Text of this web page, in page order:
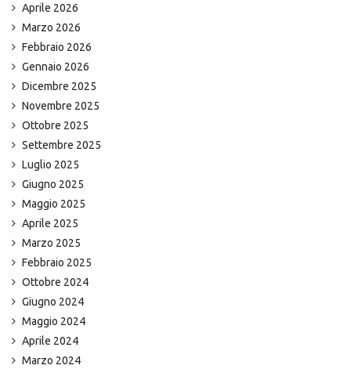
Aprile 2026
Marzo 2026
Febbraio 2026
Gennaio 2026
Dicembre 2025
Novembre 2025
Ottobre 2025
Settembre 2025
Luglio 2025
Giugno 2025
Maggio 2025
Aprile 2025
Marzo 2025
Febbraio 2025
Ottobre 2024
Giugno 2024
Maggio 2024
Aprile 2024
Marzo 2024